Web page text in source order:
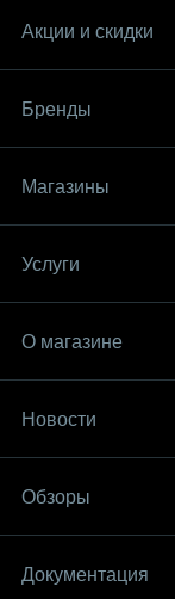
Акции и скидки
Бренды
Магазины
Услуги
О магазине
Новости
Обзоры
Документация